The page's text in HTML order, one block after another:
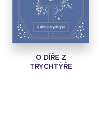
O DÍŘE Z
TRYCHTÝŘE